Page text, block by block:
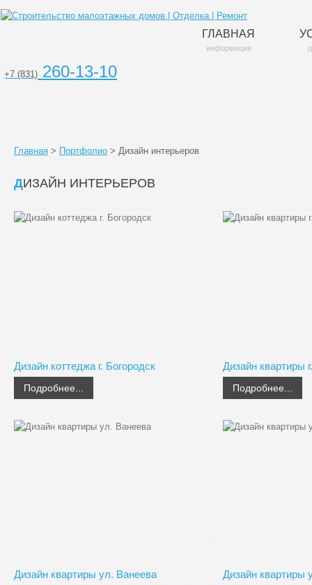
+7 (831) 260-13-10
ГЛАВНАЯ
информация
Главная > Портфолио > Дизайн интерьеров
ДИЗАЙН ИНТЕРЬЕРОВ
Дизайн коттеджа г. Богородск
Подробнее...
Дизайн квартиры
Подробнее...
Дизайн квартиры ул. Ванеева Дизайн квартиры